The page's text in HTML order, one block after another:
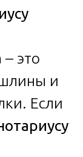
– это
и
Если